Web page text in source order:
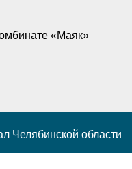
«Маяк»
Челябинской области